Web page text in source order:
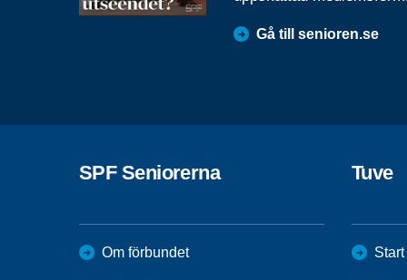
Gå till senioren.se
SPF Seniorerna
Om förbundet
Tuve
Start